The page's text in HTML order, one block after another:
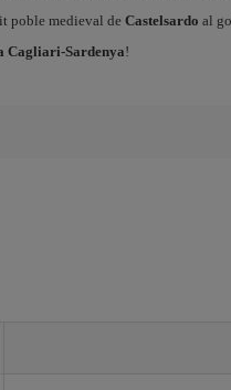
poble medieval de Castelsardo al
Cagliari-Sardenya!